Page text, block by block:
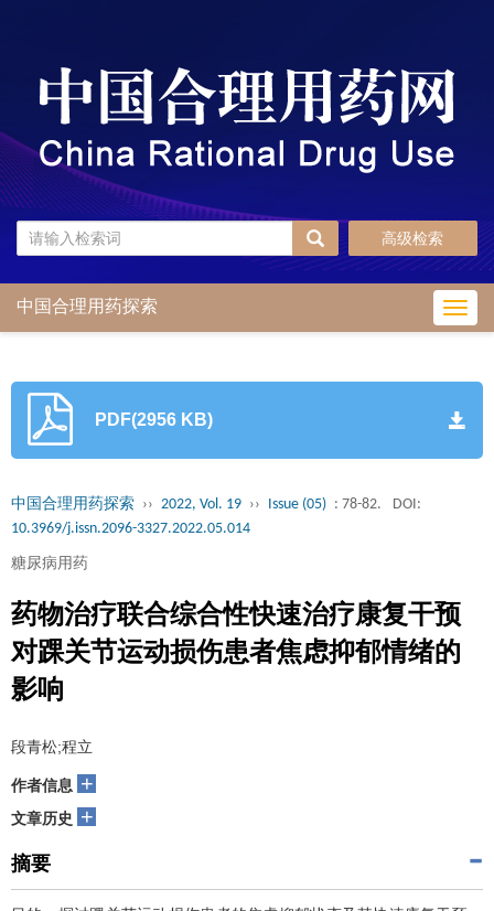
高级检索
中国合理用药探索
PDF(2956 KB)
中国合理用药探索 ›› 2022, Vol. 19 ›› Issue (05) : 78-82.
DOI:
10.3969/j.issn.2096-3327.2022.05.014
糖尿病用药
药物治疗联合综合性快速治疗康复干预
对踝关节运动损伤患者焦虑抑郁情绪的
影响
段青松;程立
作者信息 +
文章历史 +
摘要